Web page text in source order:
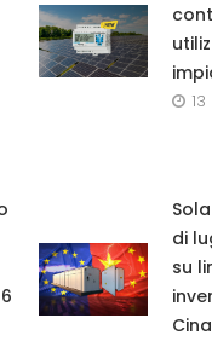
di
su
Cina